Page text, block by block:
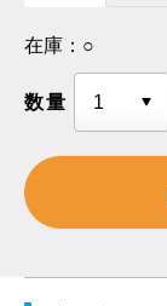
在庫： ○
数量